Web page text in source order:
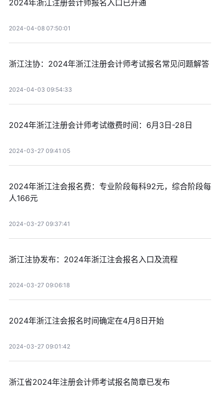
2024年浙江注册会计师报名入口已开通
2024-04-08 07:50:01
浙江注协：2024年浙江注册会计师考试报名常见问题解答
2024-04-03 09:54:33
2024年浙江注册会计师考试缴费时间：6月3日-28日
2024-03-27 09:41:05
2024年浙江注会报名费：专业阶段每科92元，综合阶段每
人166元
2024-03-27 09:37:41
浙江注协发布：2024年浙江注会报名入口及流程
2024-03-27 09:06:18
2024年浙江注会报名时间确定在4月8日开始
2024-03-27 09:01:42
浙江省2024年注册会计师考试报名简章已发布